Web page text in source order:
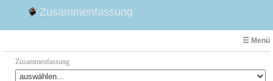
Zusammenfassung
☰ Menü
Zusammenfassung